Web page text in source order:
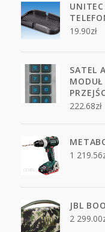
19.90zł
SATEL
222.68zł
1 219.56
JBL
2 299.00